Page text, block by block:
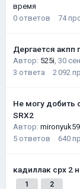
время
0 ответов 74
Дергается акпп
Автор: 525i, 30
3 ответа 2 092
Не могу добить
SRX2
Автор: mironyuk59
5 ответов 640
кадиллак срх 2
1 2